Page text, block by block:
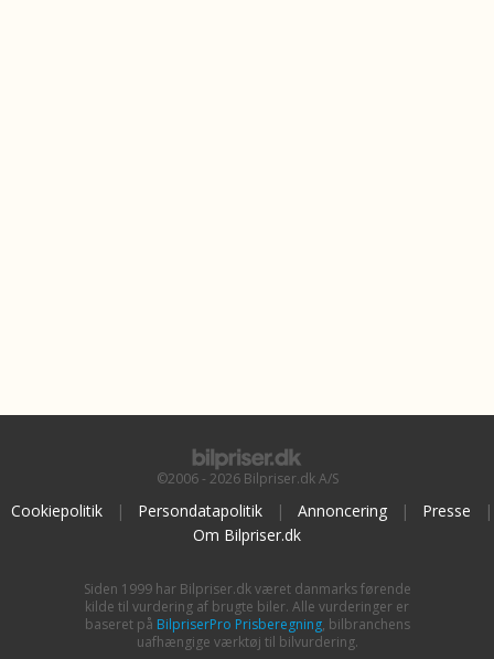
©2006 - 2026 Bilpriser.dk A/S
Cookiepolitik | Persondatapolitik | Annoncering | Presse
|
Om Bilpriser.dk
Siden 1999 har Bilpriser.dk været danmarks førende
kilde til vurdering af brugte biler. Alle vurderinger er
baseret på BilpriserPro Prisberegning, bilbranchens
uafhængige værktøj til bilvurdering.